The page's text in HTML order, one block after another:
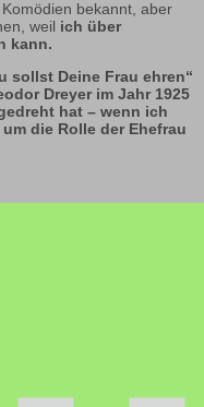
bekannt, aber
weil ich über
kann.
sollst Deine Frau ehren“
Dreyer im Jahr 1925
hat – wenn ich
die Rolle der Ehefrau